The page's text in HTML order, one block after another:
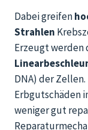
Dabei greifen
Strahlen
Erzeugt werden
DNA) der
Erbgutschäden
weniger gut